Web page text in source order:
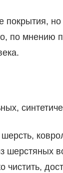
но
по мнению
чистить,